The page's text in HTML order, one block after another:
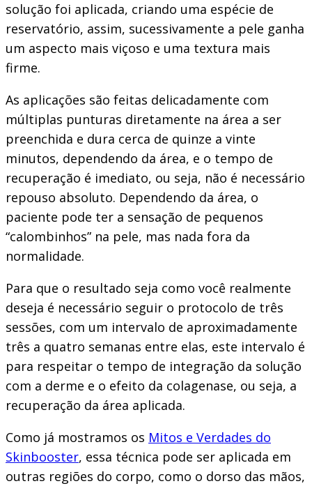
solução foi aplicada, criando uma espécie de
reservatório, assim, sucessivamente a pele ganha
um aspecto mais viçoso e uma textura mais
firme.
As aplicações são feitas delicadamente com
múltiplas punturas diretamente na área a ser
preenchida e dura cerca de quinze a vinte
minutos, dependendo da área, e o tempo de
recuperação é imediato, ou seja, não é necessário
repouso absoluto. Dependendo da área, o
paciente pode ter a sensação de pequenos
“calombinhos” na pele, mas nada fora da
normalidade.
Para que o resultado seja como você realmente
deseja é necessário seguir o protocolo de três
sessões, com um intervalo de aproximadamente
três a quatro semanas entre elas, este intervalo é
para respeitar o tempo de integração da solução
com a derme e o efeito da colagenase, ou seja, a
recuperação da área aplicada.
Como já mostramos os Mitos e Verdades do
Skinbooster, essa técnica pode ser aplicada em
outras regiões do corpo, como o dorso das mãos,